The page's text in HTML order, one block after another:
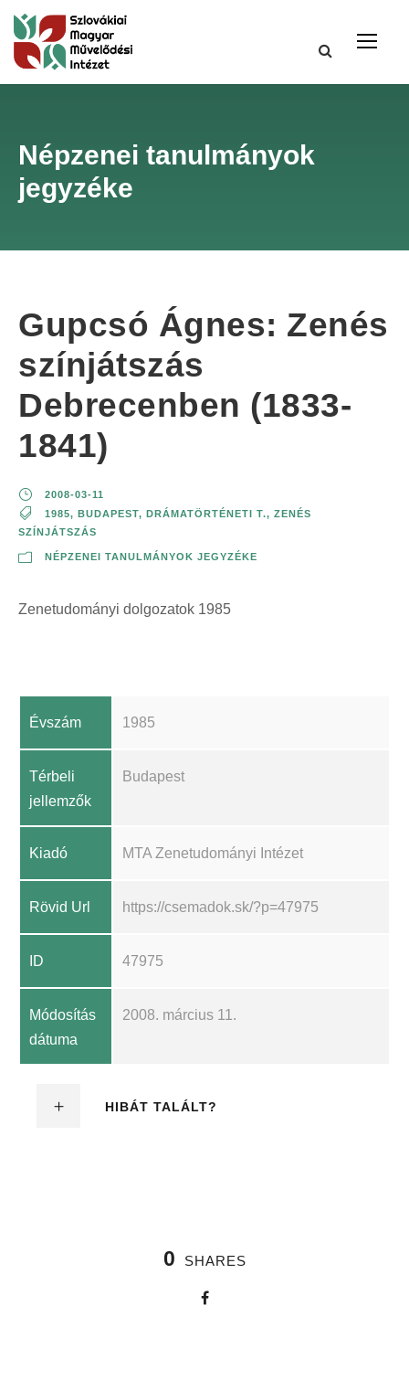
Népzenei tanulmányok
jegyzéke
Gupcsó Ágnes: Zenés
színjátszás
Debrecenben (1833-
1841)
2008-03-11
1985, BUDAPEST, DRÁMATÖRTÉNETI T., ZENÉS
SZÍNJÁTSZÁS
NÉPZENEI TANULMÁNYOK JEGYZÉKE
Zenetudományi dolgozatok 1985
Évszám 1985
Térbeli
jellemzők
Budapest
Kiadó MTA Zenetudományi Intézet
Rövid Url https://csemadok.sk/?p=47975
ID 47975
Módosítás
dátuma
2008. március 11.
HIBÁT TALÁLT?
0 SHARES